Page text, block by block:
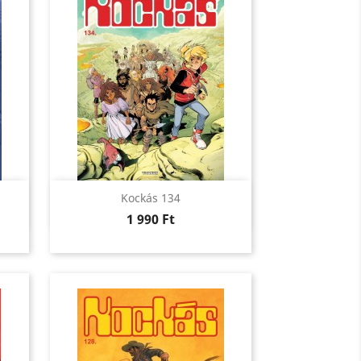
Kockás 134
Ár
1 990 Ft
Előnézet